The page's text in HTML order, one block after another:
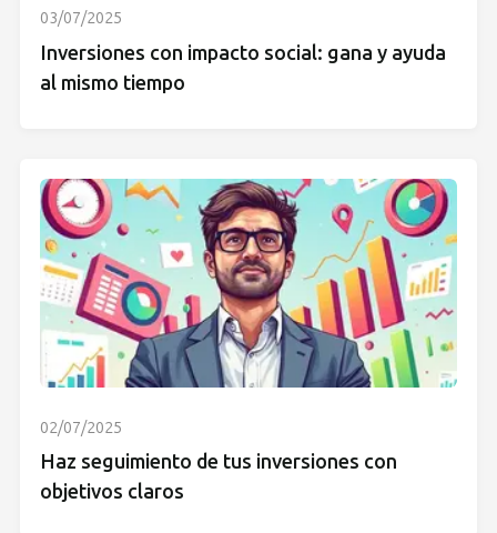
03/07/2025
Inversiones con impacto social: gana y ayuda
al mismo tiempo
02/07/2025
Haz seguimiento de tus inversiones con
objetivos claros